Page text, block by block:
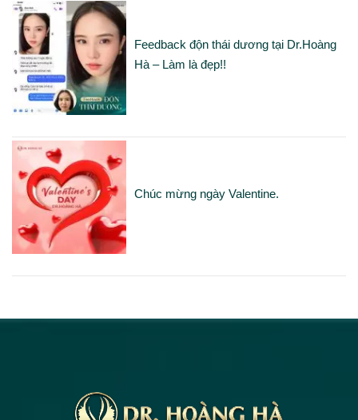
Feedback độn thái dương tại Dr.Hoàng
Hà – Làm là đẹp!!
Chúc mừng ngày Valentine.